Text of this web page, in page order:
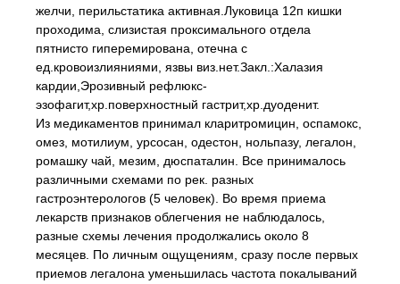
желчи, перильстатика активная.Луковица 12п кишки
проходима, слизистая проксимального отдела
пятнисто гиперемирована, отечна с
ед.кровоизлияниями, язвы виз.нет.Закл.:Халазия
кардии,Эрозивный рефлюкс-
эзофагит,хр.поверхностный гастрит,хр.дуоденит.
Из медикаментов принимал кларитромицин, оспамокс,
омез, мотилиум, урсосан, одестон, нольпазу, легалон,
ромашку чай, мезим, дюспаталин. Все принималось
различными схемами по рек. разных
гастроэнтерологов (5 человек). Во время приема
лекарств признаков облегчения не наблюдалось,
разные схемы лечения продолжались около 8
месяцев. По личным ощущениям, сразу после первых
приемов легалона уменьшилась частота покалываний